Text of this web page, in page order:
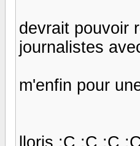
devrait pouvoir
journalistes
m'enfin pour
lloris :C :C :C